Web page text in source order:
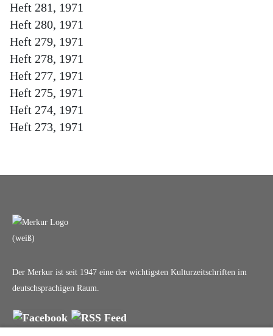
Heft 281, 1971
Heft 280, 1971
Heft 279, 1971
Heft 278, 1971
Heft 277, 1971
Heft 275, 1971
Heft 274, 1971
Heft 273, 1971
Der Merkur ist seit 1947 eine der wichtigsten Kulturzeitschriften im
deutschsprachigen Raum.